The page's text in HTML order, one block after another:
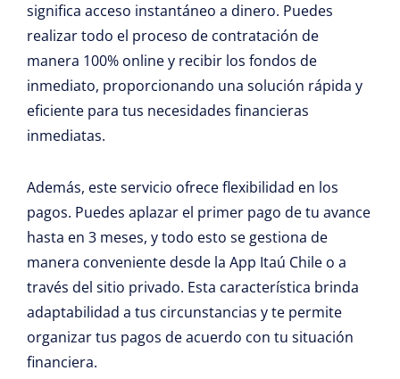
significa acceso instantáneo a dinero. Puedes
realizar todo el proceso de contratación de
manera 100% online y recibir los fondos de
inmediato, proporcionando una solución rápida y
eficiente para tus necesidades financieras
inmediatas.
Además, este servicio ofrece flexibilidad en los
pagos. Puedes aplazar el primer pago de tu avance
hasta en 3 meses, y todo esto se gestiona de
manera conveniente desde la App Itaú Chile o a
través del sitio privado. Esta característica brinda
adaptabilidad a tus circunstancias y te permite
organizar tus pagos de acuerdo con tu situación
financiera.